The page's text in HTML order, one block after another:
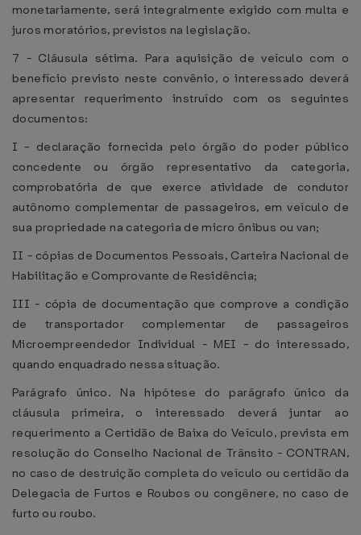
monetariamente, será integralmente exigido com multa e
juros moratórios, previstos na legislação.
7 - Cláusula sétima. Para aquisição de veículo com o
benefício previsto neste convênio, o interessado deverá
apresentar requerimento instruído com os seguintes
documentos:
I - declaração fornecida pelo órgão do poder público
concedente ou órgão representativo da categoria,
comprobatória de que exerce atividade de condutor
autônomo complementar de passageiros, em veículo de
sua propriedade na categoria de micro ônibus ou van;
II - cópias de Documentos Pessoais, Carteira Nacional de
Habilitação e Comprovante de Residência;
III - cópia de documentação que comprove a condição
de transportador complementar de passageiros
Microempreendedor Individual - MEI - do interessado,
quando enquadrado nessa situação.
Parágrafo único. Na hipótese do parágrafo único da
cláusula primeira, o interessado deverá juntar ao
requerimento a Certidão de Baixa do Veículo, prevista em
resolução do Conselho Nacional de Trânsito - CONTRAN,
no caso de destruição completa do veículo ou certidão da
Delegacia de Furtos e Roubos ou congênere, no caso de
furto ou roubo.